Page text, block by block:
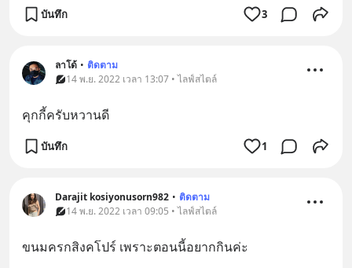
บันทึก 3
ลาโด้ • ติดตาม
14 พ.ย. 2022 เวลา 13:07 • ไลฟ์สไตล์
คุกกี้ครับหวานดี
บันทึก 1
Darajit kosiyonusorn982 • ติดตาม
14 พ.ย. 2022 เวลา 09:05 • ไลฟ์สไตล์
ขนมครกสิงคโปร์ เพราะตอนนี้อยากกินค่ะ